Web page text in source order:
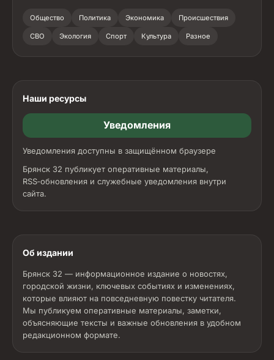
Общество Политика Экономика Происшествия
СВО Экология Спорт Культура Разное
Наши ресурсы
Уведомления
Уведомления доступны в защищённом браузере
Брянск 32 публикует оперативные материалы,
RSS‑обновления и служебные уведомления внутри
сайта.
Об издании
Брянск 32 — информационное издание о новостях,
городской жизни, ключевых событиях и изменениях,
которые влияют на повседневную повестку читателя.
Мы публикуем оперативные материалы, заметки,
объясняющие тексты и важные обновления в удобном
редакционном формате.